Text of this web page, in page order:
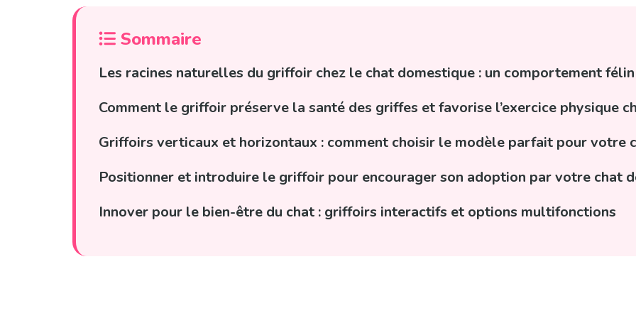
Sommaire
Les racines naturelles du griffoir chez le chat domestique : un comportement
Comment le griffoir préserve la santé des griffes et favorise l’exercice physique
Griffoirs verticaux et horizontaux : comment choisir le modèle parfait pour votre
Positionner et introduire le griffoir pour encourager son adoption par votre chat
Innover pour le bien-être du chat : griffoirs interactifs et options multifonctions